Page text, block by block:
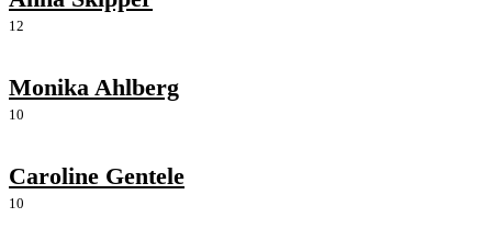
12
Monika Ahlberg
10
Caroline Gentele
10